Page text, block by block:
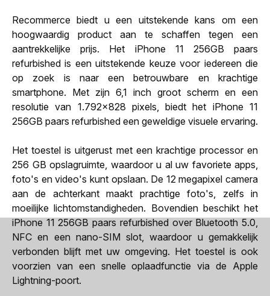
Recommerce biedt u een uitstekende kans om een
hoogwaardig product aan te schaffen tegen een
aantrekkelijke prijs. Het iPhone 11 256GB paars
refurbished is een uitstekende keuze voor iedereen die
op zoek is naar een betrouwbare en krachtige
smartphone. Met zijn 6,1 inch groot scherm en een
resolutie van 1.792x828 pixels, biedt het iPhone 11
256GB paars refurbished een geweldige visuele ervaring.
Het toestel is uitgerust met een krachtige processor en
256 GB opslagruimte, waardoor u al uw favoriete apps,
foto's en video's kunt opslaan. De 12 megapixel camera
aan de achterkant maakt prachtige foto's, zelfs in
moeilijke lichtomstandigheden. Bovendien beschikt het
iPhone 11 256GB paars refurbished over Bluetooth 5.0,
NFC en een nano-SIM slot, waardoor u gemakkelijk
verbonden blijft met uw omgeving. Het toestel is ook
voorzien van een snelle oplaadfunctie via de Apple
Lightning-poort.